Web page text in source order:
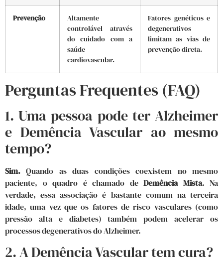
Prevenção
Altamente
controlável através
do cuidado com a
saúde
cardiovascular.
Fatores genéticos e
degenerativos
limitam as vias de
prevenção direta.
Perguntas Frequentes (FAQ)
1. Uma pessoa pode ter Alzheimer
e Demência Vascular ao mesmo
tempo?
Sim. Quando as duas condições coexistem no mesmo
paciente, o quadro é chamado de Demência Mista. Na
verdade, essa associação é bastante comum na terceira
idade, uma vez que os fatores de risco vasculares (como
pressão alta e diabetes) também podem acelerar os
processos degenerativos do Alzheimer.
2. A Demência Vascular tem cura?